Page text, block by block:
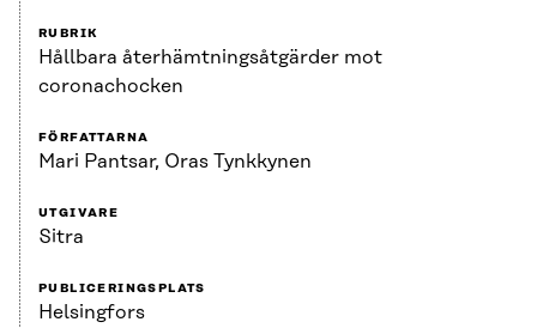
RUBRIK
Hållbara återhämtningsåtgärder mot
coronachocken
FÖRFATTARNA
Mari Pantsar, Oras Tynkkynen
UTGIVARE
Sitra
PUBLICERINGSPLATS
Helsingfors